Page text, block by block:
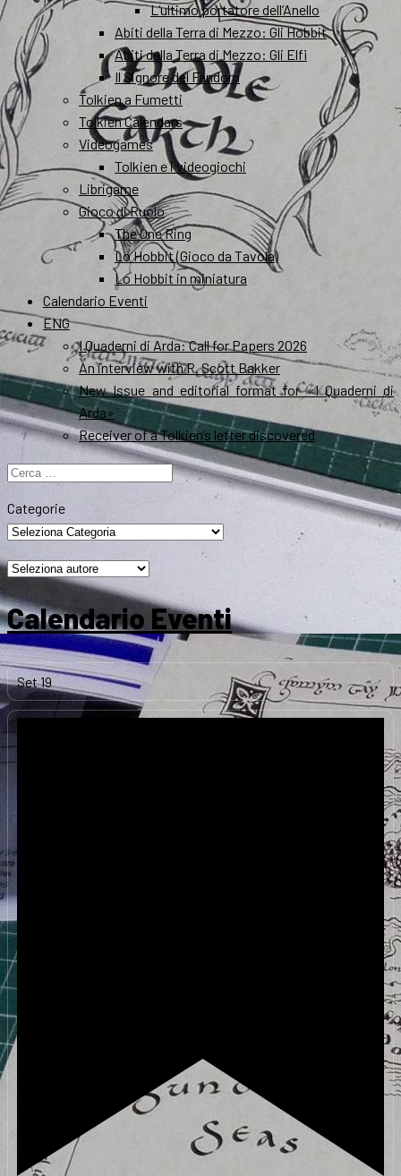
L’ultimo portatore dell’Anello
Abiti della Terra di Mezzo: Gli Hobbit
Abiti della Terra di Mezzo: Gli Elfi
Il Signore del Fandom
Tolkien a Fumetti
Tolkien Calendars
Videogames
Tolkien e i videogiochi
Librigame
Gioco di Ruolo
The One Ring
Lo Hobbit (Gioco da Tavola)
Lo Hobbit in miniatura
Calendario Eventi
ENG
I Quaderni di Arda: Call for Papers 2026
An interview with R. Scott Bakker
New Issue and editorial format for «I Quaderni di
Arda»
Receiver of a Tolkien’s letter discovered
Ricerca
Categorie
Calendario Eventi
Set19